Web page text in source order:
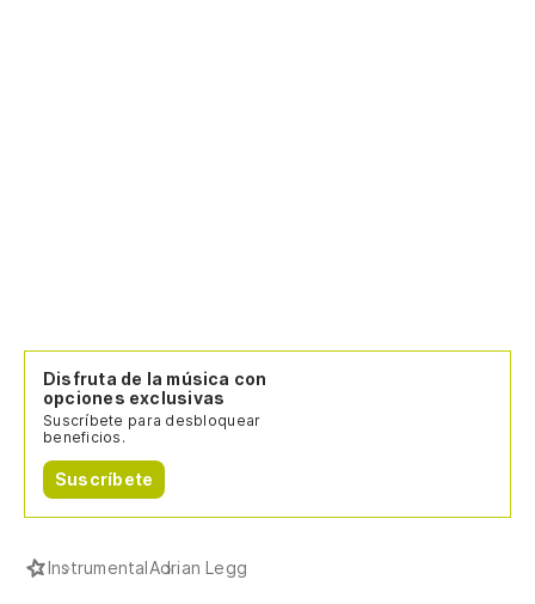
Disfruta de la música con
opciones exclusivas
Suscríbete para desbloquear
beneficios.
Suscríbete
InstrumentalAdrian Legg